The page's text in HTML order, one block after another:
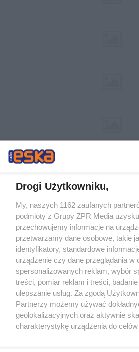
Żaden utwór zamieszczony w serwisie nie
rozpowszechniany lub dalej
tym także elektroniczny lub mechaniczny) na
eksploatacji w jakiejkolwiek formie, włącznie z
Internecie bez pisemnej zgody właściciela
wykorzystanie utworów w całości lub w
tzn. bez właściwej zgody, jest zabronione pod
ścigane prawnie.
Drogi Użytkowniku,
My, naszych 1162 zaufanych
podmioty z Grupy ZPR Media
przechowujemy informacje na
przetwarzamy dane osobowe, takie
identyfikatory, standardowe
urządzenie czy dane przeglądania w
spersonalizowanych reklam, wybór
treści, pomiar reklam i treści,
ulepszanie usług. Za zgodą
Partnerzy możemy używać
geolokalizacyjnych oraz aktywnie
charakterystykę urządzenia do celów